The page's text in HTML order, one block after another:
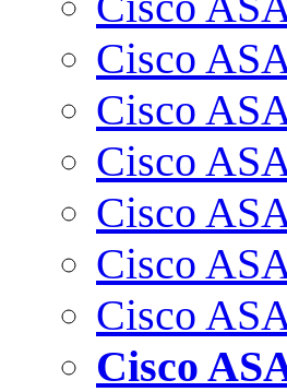
Cisco
Cisco
Cisco
Cisco
Cisco
Cisco
Cisco